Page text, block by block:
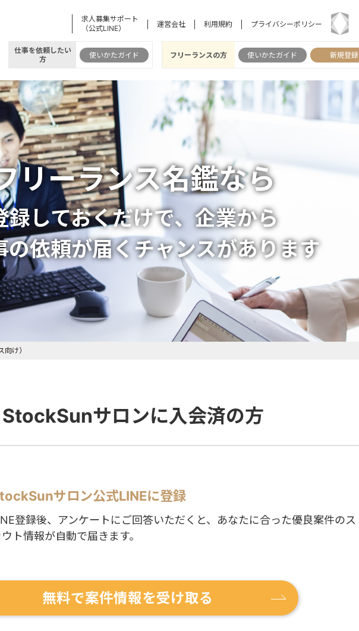
求人募集サポート
（公式LINE）
運営会社 利用規約 プライバシーポリシー
仕事を依頼したい
方
使いかたガイド フリーランスの方 使いかたガイド 新規登録
リーランス名鑑なら
録しておくだけで、企業から
の依頼が届くチャンスがあります
け）
StockSunサロンに入会済の方
サロン公式LINEに登録
登録後、アンケートにご回答いただくと、あなたに合った優良案件のス
ト情報が自動で届きます。
無料で案件情報を受け取る